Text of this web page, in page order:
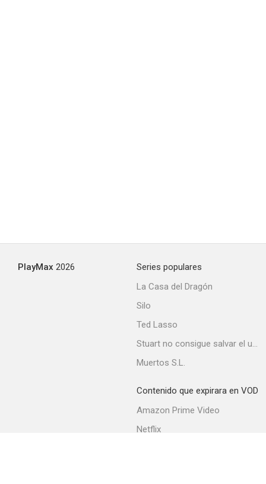
PlayMax 2026
Series populares
La Casa del Dragón
Silo
Ted Lasso
Stuart no consigue salvar el universo
Muertos S.L.
Contenido que expirara en VOD
Amazon Prime Video
Netflix